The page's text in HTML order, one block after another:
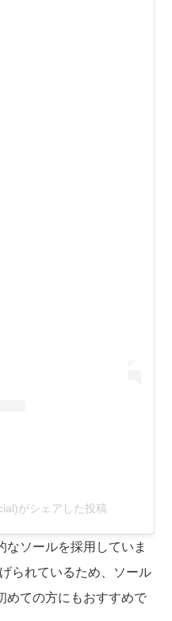
がシェアした投稿
なソールを採用していま
られているため、ソール
めての方にもおすすめで